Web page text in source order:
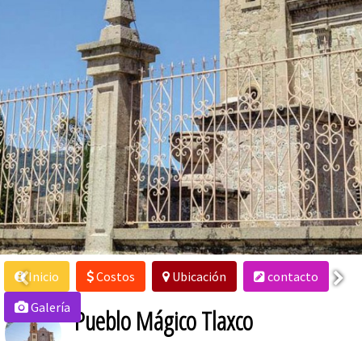
Inicio Costos Ubicación
contacto
Galería Pueblo Mágico Tlaxco